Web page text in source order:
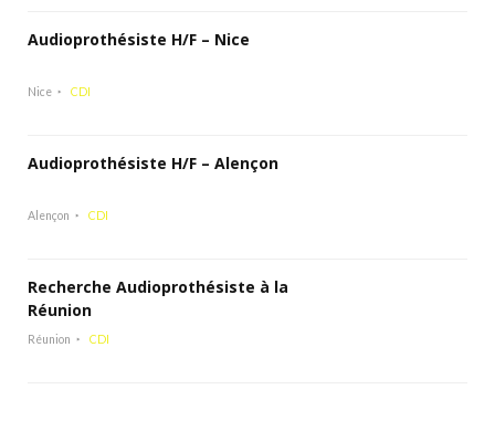
Audioprothésiste H/F – Nice
Nice CDI
Audioprothésiste H/F – Alençon
Alençon CDI
Recherche Audioprothésiste à la
Réunion
Réunion CDI